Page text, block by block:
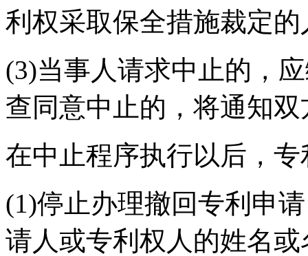
利权采取保全措施裁定
(3)当事人请求中止的，
查同意中止的，将通知
在中止程序执行以后，
(1)停止办理撤回专利申
请人或专利权人的姓名